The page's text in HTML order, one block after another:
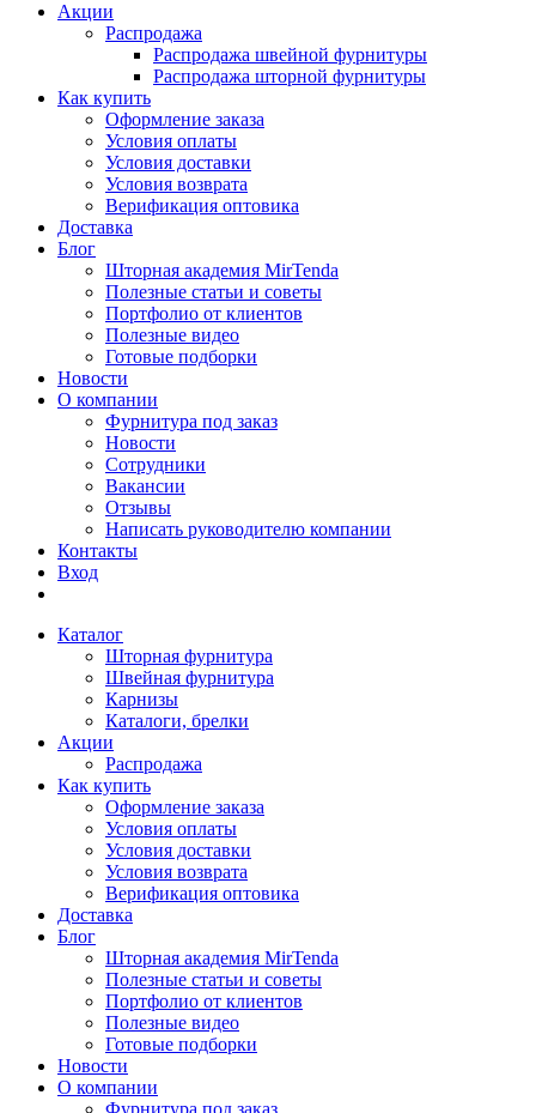
Акции
Распродажа
Распродажа швейной фурнитуры
Распродажа шторной фурнитуры
Как купить
Оформление заказа
Условия оплаты
Условия доставки
Условия возврата
Верификация оптовика
Доставка
Блог
Шторная академия MirTenda
Полезные статьи и советы
Портфолио от клиентов
Полезные видео
Готовые подборки
Новости
О компании
Фурнитура под заказ
Новости
Сотрудники
Вакансии
Отзывы
Написать руководителю компании
Контакты
Вход
Каталог
Шторная фурнитура
Швейная фурнитура
Карнизы
Каталоги, брелки
Акции
Распродажа
Как купить
Оформление заказа
Условия оплаты
Условия доставки
Условия возврата
Верификация оптовика
Доставка
Блог
Шторная академия MirTenda
Полезные статьи и советы
Портфолио от клиентов
Полезные видео
Готовые подборки
Новости
О компании
Фурнитура под заказ